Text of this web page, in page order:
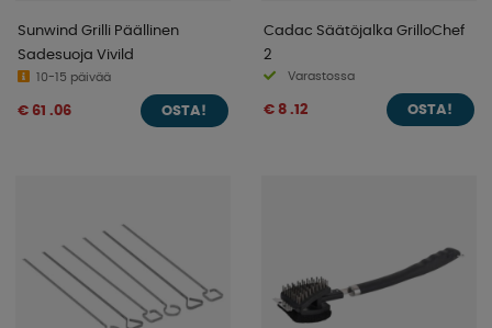
Sunwind Grilli Päällinen
Sadesuoja Vivild
10-15 päivää
€ 61 .06 OSTA!
Cadac Säätöjalka GrilloChef
2
Varastossa
€ 8 .12 OSTA!